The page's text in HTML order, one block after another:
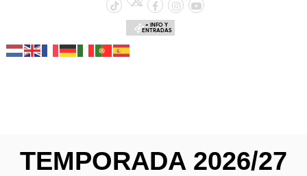
+ INFO Y
ENTRADAS
TEMPORADA 2026/27